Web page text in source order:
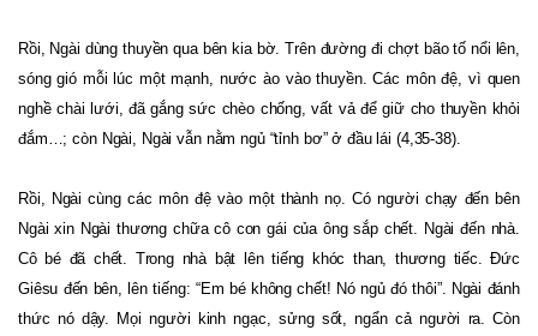
Rồi, Ngài dùng thuyền qua bên kia bờ. Trên đường đi chợt bão tố nổi lên,
sóng gió mỗi lúc một mạnh, nước ào vào thuyền. Các môn đệ, vì quen
nghề chài lưới, đã gắng sức chèo chống, vất vả để giữ cho thuyền khỏi
đắm…; còn Ngài, Ngài vẫn nằm ngủ “tỉnh bơ” ở đầu lái (4,35-38).
Rồi, Ngài cùng các môn đệ vào một thành nọ. Có người chạy đến bên
Ngài xin Ngài thương chữa cô con gái của ông sắp chết. Ngài đến nhà.
Cô bé đã chết. Trong nhà bật lên tiếng khóc than, thương tiếc. Đức
Giêsu đến bên, lên tiếng: “Em bé không chết! Nó ngủ đó thôi”. Ngài đánh
thức nó dậy. Mọi người kinh ngạc, sửng sốt, ngẩn cả người ra. Còn